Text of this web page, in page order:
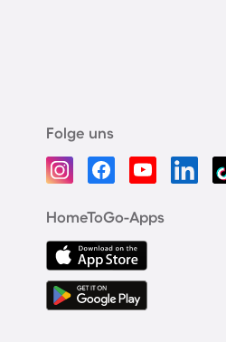
Folge uns
HomeToGo-Apps